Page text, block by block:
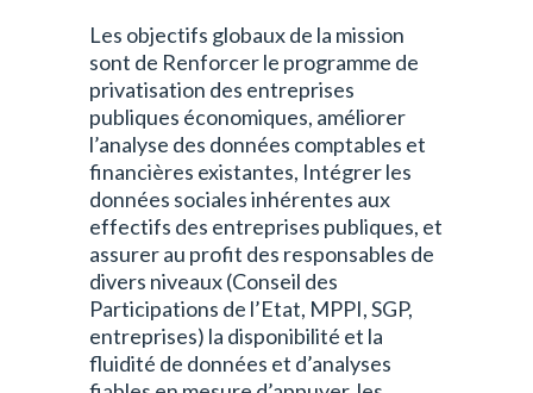
Les objectifs globaux de la mission
sont de Renforcer le programme de
privatisation des entreprises
publiques économiques, améliorer
l’analyse des données comptables et
financières existantes, Intégrer les
données sociales inhérentes aux
effectifs des entreprises publiques, et
assurer au profit des responsables de
divers niveaux (Conseil des
Participations de l’Etat, MPPI, SGP,
entreprises) la disponibilité et la
fluidité de données et d’analyses